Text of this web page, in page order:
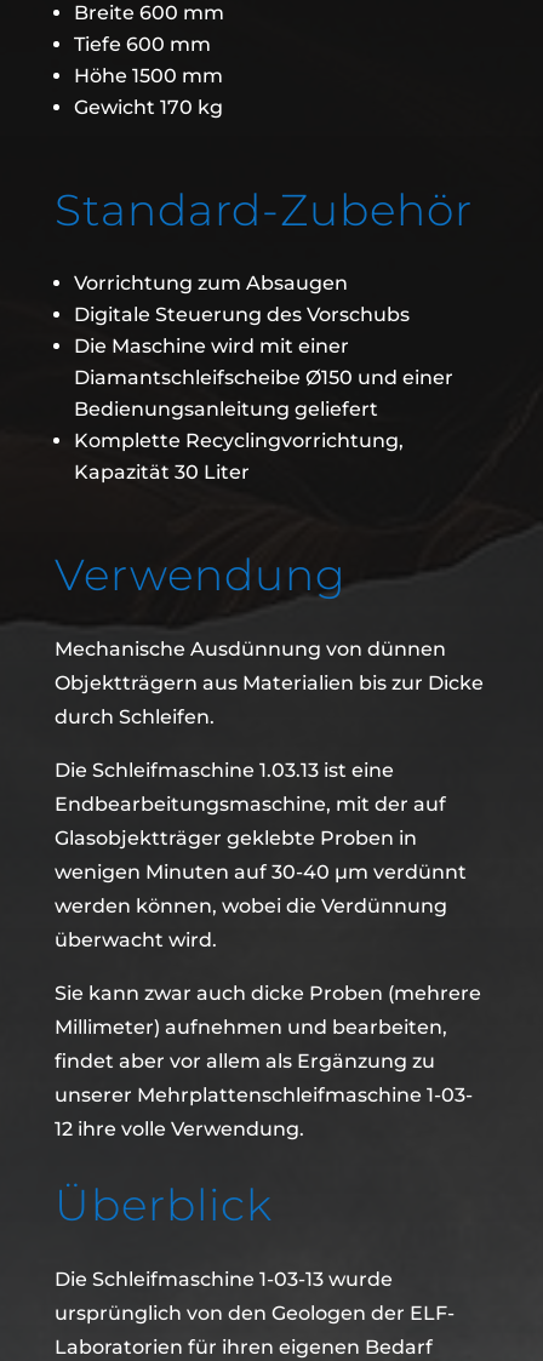
Breite 600 mm
Tiefe 600 mm
Höhe 1500 mm
Gewicht 170 kg
Standard-Zubehör
Vorrichtung zum Absaugen
Digitale Steuerung des Vorschubs
Die Maschine wird mit einer
Diamantschleifscheibe Ø150 und einer
Bedienungsanleitung geliefert
Komplette Recyclingvorrichtung,
Kapazität 30 Liter
Verwendung
Mechanische Ausdünnung von dünnen
Objektträgern aus Materialien bis zur Dicke
durch Schleifen.
Die Schleifmaschine 1.03.13 ist eine
Endbearbeitungsmaschine, mit der auf
Glasobjektträger geklebte Proben in
wenigen Minuten auf 30-40 µm verdünnt
werden können, wobei die Verdünnung
überwacht wird.
Sie kann zwar auch dicke Proben (mehrere
Millimeter) aufnehmen und bearbeiten,
findet aber vor allem als Ergänzung zu
unserer Mehrplattenschleifmaschine 1-03-
12 ihre volle Verwendung.
Überblick
Die Schleifmaschine 1-03-13 wurde
ursprünglich von den Geologen der ELF-
Laboratorien für ihren eigenen Bedarf